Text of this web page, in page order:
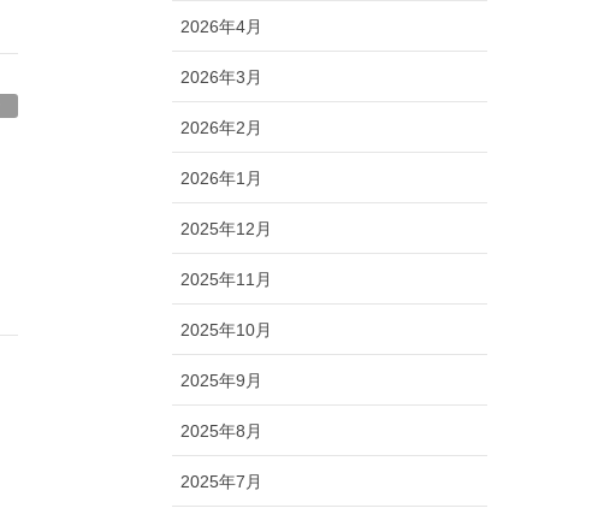
2026年4月
2026年3月
2026年2月
2026年1月
2025年12月
2025年11月
2025年10月
2025年9月
2025年8月
2025年7月